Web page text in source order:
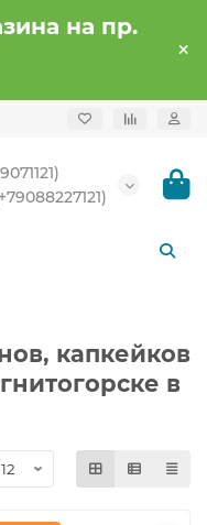
на пр.
капкейков
в